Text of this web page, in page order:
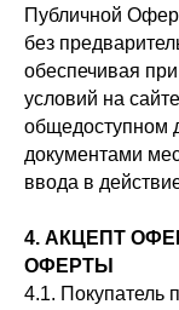
Публичной
без
обеспечивая
условий на
общедоступном
документами
ввода в
4. АКЦЕПТ
ОФЕРТЫ
4.1. Покупатель